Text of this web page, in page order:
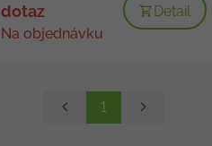
dotaz
Na objednávku
Detail
1